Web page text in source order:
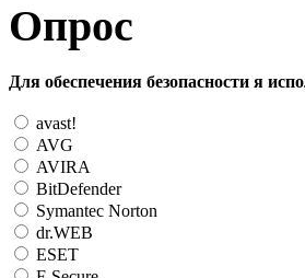
Опрос
Для обеспечения безопасности я
avast!
AVG
AVIRA
BitDefender
Symantec Norton
dr.WEB
ESET